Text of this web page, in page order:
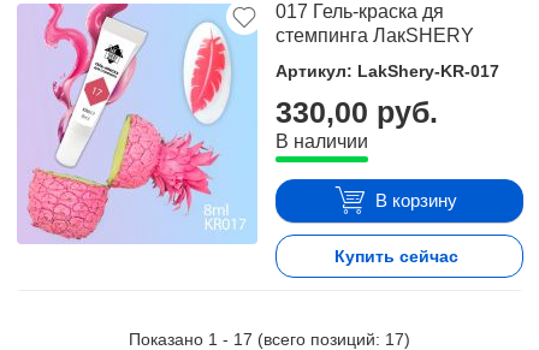
017 Гель-краска дя
стемпинга ЛакSHERY
Артикул: LakShery-KR-017
330,00 руб.
В наличии
В корзину
Купить сейчас
Показано 1 - 17 (всего позиций: 17)